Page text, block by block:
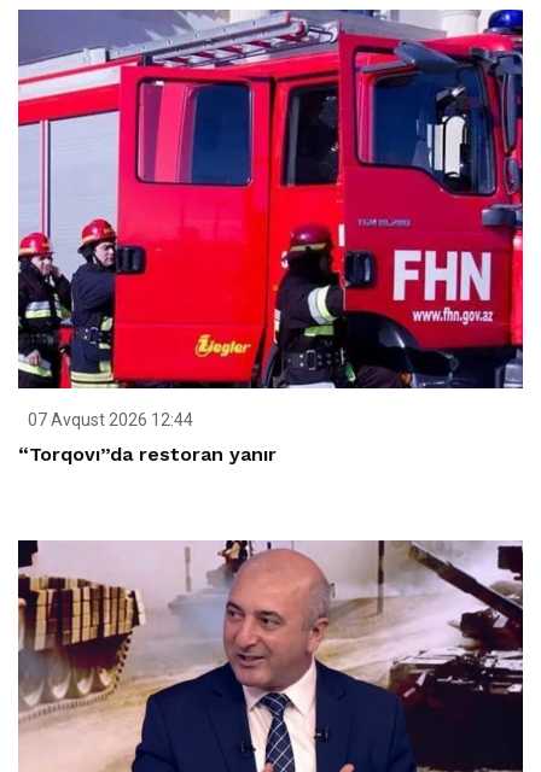
07 Avqust 2026 12:44
“Torqovı”da restoran yanır